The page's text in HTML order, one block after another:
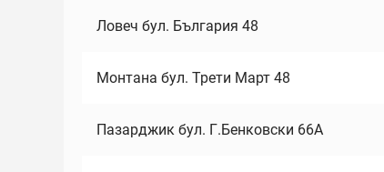
Ловеч бул. България 48
Монтана бул. Трети Март 48
Пазарджик бул. Г.Бенковски 66А